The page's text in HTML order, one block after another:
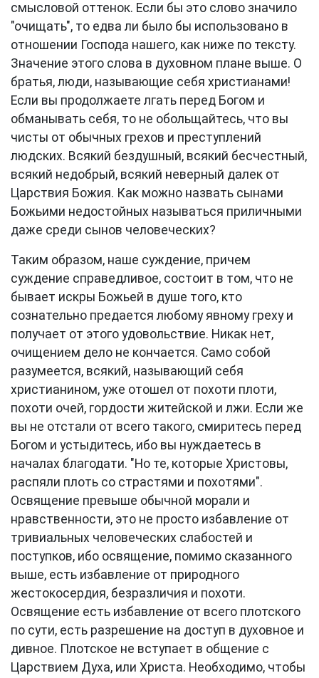
смысловой оттенок. Если бы это слово значило
"очищать", то едва ли было бы использовано в
отношении Господа нашего, как ниже по тексту.
Значение этого слова в духовном плане выше. O
братья, люди, называющие себя христианами!
Если вы продолжаете лгать перед Богом и
обманывать себя, то не обольщайтесь, что вы
чисты от обычных грехов и преступлений
людских. Всякий бездушный, всякий бесчестный,
всякий недобрый, всякий неверный далек от
Царствия Божия. Как можно назвать сынами
Божьими недостойных называться приличными
даже среди сынов человеческих?
Таким образом, наше суждение, причем
суждение справедливое, состоит в том, что не
бывает искры Божьей в душе того, кто
сознательно предается любому явному греху и
получает от этого удовольствие. Никак нет,
очищением дело не кончается. Само собой
разумеется, всякий, называющий себя
христианином, уже отошел от похоти плоти,
похоти очей, гордости житейской и лжи. Если же
вы не отстали от всего такого, смиритесь перед
Богом и устыдитесь, ибо вы нуждаетесь в
началах благодати. "Но те, которые Христовы,
распяли плоть со страстями и похотями".
Освящение превыше обычной морали и
нравственности, это не просто избавление от
тривиальных человеческих слабостей и
поступков, ибо освящение, помимо сказанного
выше, есть избавление от природного
жестокосердия, безразличия и похоти.
Освящение есть избавление от всего плотского
по сути, есть разрешение на доступ в духовное и
дивное. Плотское не вступает в общение с
Царствием Духа, или Христа. Необходимо, чтобы